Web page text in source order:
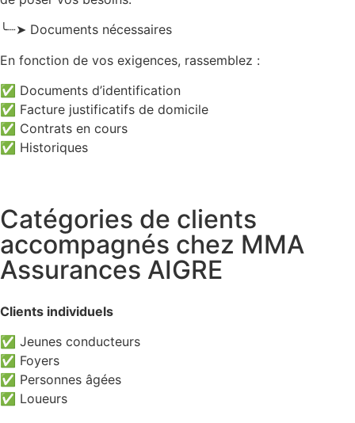
╰┈➤ Documents nécessaires
En fonction de vos exigences, rassemblez :
✅ Documents d’identification
✅ Facture justificatifs de domicile
✅ Contrats en cours
✅ Historiques
Catégories de clients
accompagnés chez MMA
Assurances AIGRE
Clients individuels
✅ Jeunes conducteurs
✅ Foyers
✅ Personnes âgées
✅ Loueurs